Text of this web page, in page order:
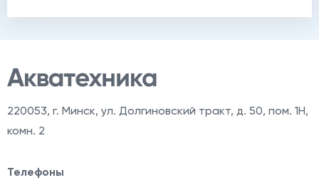
220053, г. Минск, ул. Долгиновский тракт, д. 50, пом. 1Н,
комн. 2
Телефоны